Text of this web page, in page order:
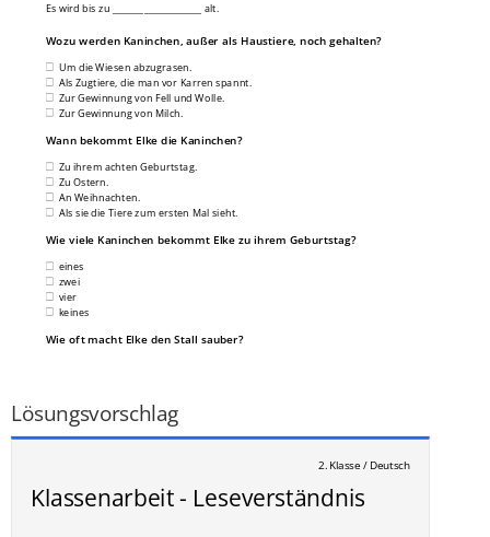
Es wird bis zu ____________________ alt.
Wozu werden Kaninchen, außer als Haustiere, noch gehalten?
Um die Wiesen abzugrasen.
Als Zugtiere, die man vor Karren spannt.
Zur Gewinnung von Fell und Wolle.
Zur Gewinnung von Milch.
Wann bekommt Elke die Kaninchen?
Zu ihrem achten Geburtstag.
Zu Ostern.
An Weihnachten.
Als sie die Tiere zum ersten Mal sieht.
Wie viele Kaninchen bekommt Elke zu ihrem Geburtstag?
eines
zwei
vier
keines
Wie oft macht Elke den Stall sauber?
Lösungsvorschlag
2. Klasse / Deutsch
Klassenarbeit - Leseverständnis